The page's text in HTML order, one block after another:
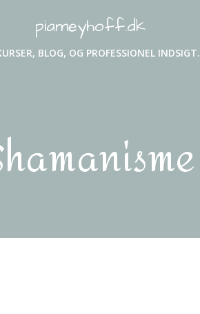
piameyhoff.dk
BLOG, OG PROFESSIONEL INDSIGT.